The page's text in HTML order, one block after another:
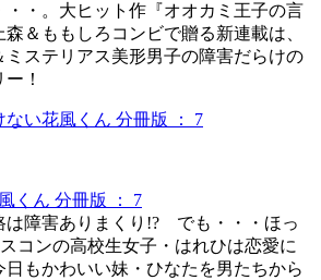
・・。大ヒット作『オオカミ王子の言
森＆ももしろコンビで贈る新連載は、
ミステリアス美形男子の障害だらけの
！
くん 分冊版 ： 7
は障害ありまくり!? でも・・・ほっ
コンの高校生女子・はれひは恋愛に
もかわいい妹・ひなたを男たちから